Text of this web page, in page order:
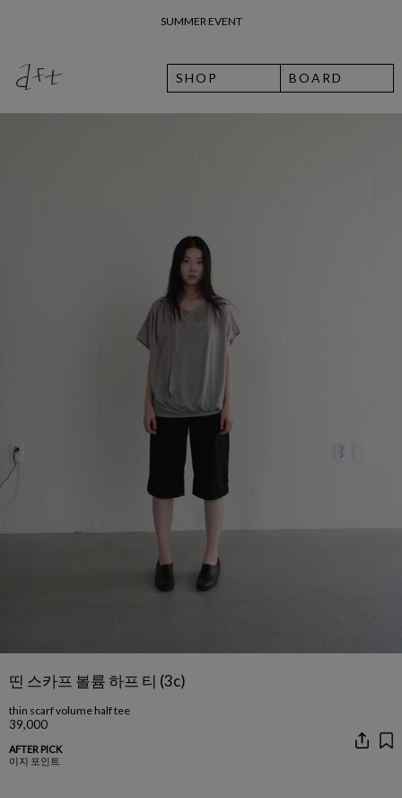
SHOP BOARD
띤 스카프 볼륨 하프 티 (3c)
thin scarf volume half tee
39,000
AFTER PICK
이지 포인트